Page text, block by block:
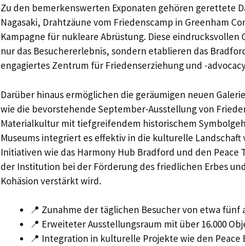
Zu den bemerkenswerten Exponaten gehören gerettete
Nagasaki, Drahtzäune vom Friedenscamp in Greenham
Kampagne für nukleare Abrüstung. Diese
nur das Besuchererlebnis, sondern etablieren das
engagiertes Zentrum für Friedenserziehung und -
Darüber hinaus ermöglichen die geräumigen neuen
wie die bevorstehende September-Ausstellung von
Materialkultur mit tiefgreifendem historischem
Museums integriert es effektiv in die kulturelle Landschaft
Initiativen wie das Harmony Hub Bradford und den Peace
der Institution bei der Förderung des friedlichen Erbes
Kohäsion verstärkt wird.
📍 Zunahme der täglichen Besucher von etwa fünf
📍 Erweiteter Ausstellungsraum mit über 16.000
📍 Integration in kulturelle Projekte wie den